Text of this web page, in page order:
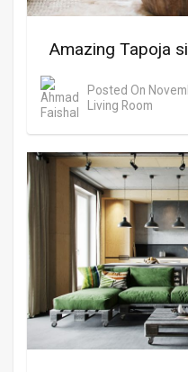
Amazing Tapoja
Posted On
Living Room